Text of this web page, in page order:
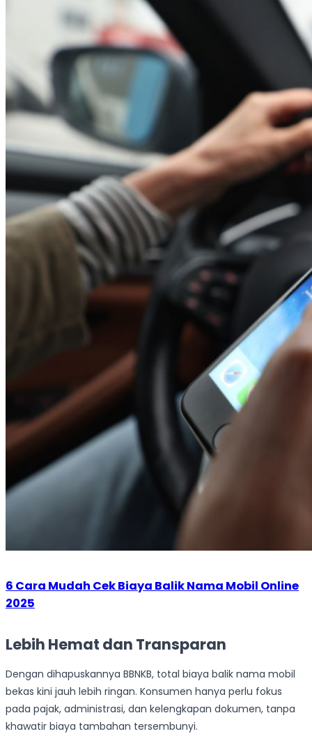
6 Cara Mudah Cek Biaya Balik Nama Mobil Online
2025
Lebih Hemat dan Transparan
Dengan dihapuskannya BBNKB, total biaya balik nama mobil
bekas kini jauh lebih ringan. Konsumen hanya perlu fokus
pada pajak, administrasi, dan kelengkapan dokumen, tanpa
khawatir biaya tambahan tersembunyi.